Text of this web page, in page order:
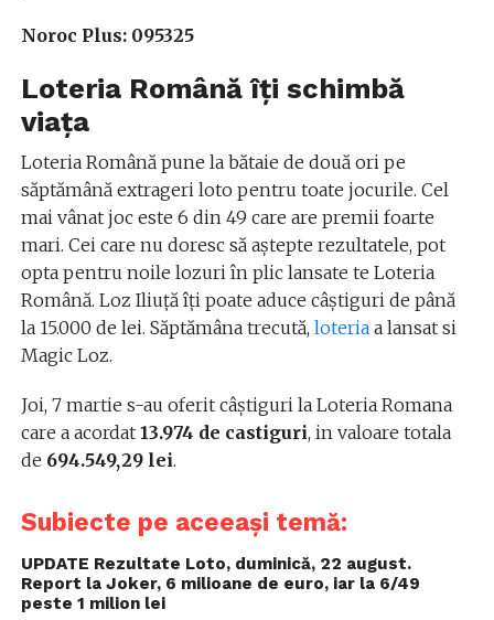
Noroc Plus: 095325
Loteria Română îți schimbă
viața
Loteria Română pune la bătaie de două ori pe
săptămână extrageri loto pentru toate jocurile. Cel
mai vânat joc este 6 din 49 care are premii foarte
mari. Cei care nu doresc să aștepte rezultatele, pot
opta pentru noile lozuri în plic lansate te Loteria
Română. Loz Iliuță îți poate aduce câștiguri de până
la 15.000 de lei. Săptămâna trecută, loteriaa lansat si
Magic Loz.
Joi, 7 martie s-au oferit câștiguri la Loteria Romana
care a acordat 13.974 de castiguri, in valoare totala
de 694.549,29 lei.
Subiecte pe aceeași temă:
UPDATE Rezultate Loto, duminică, 22 august.
Report la Joker, 6 milioane de euro, iar la 6/49
peste 1 milion lei